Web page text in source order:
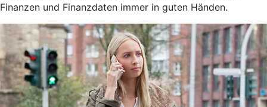
Finanzen und Finanzdaten immer in guten Händen.